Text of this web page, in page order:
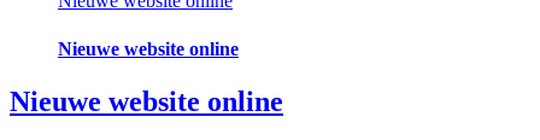
Nieuwe website online
Nieuwe website online